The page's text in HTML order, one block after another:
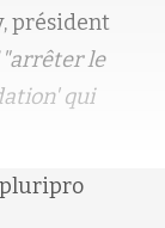
président
"arrêter le
qui